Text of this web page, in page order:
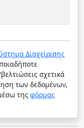
Διαχείρισης
σχετικά
των δεδομένων,
της φόρμας